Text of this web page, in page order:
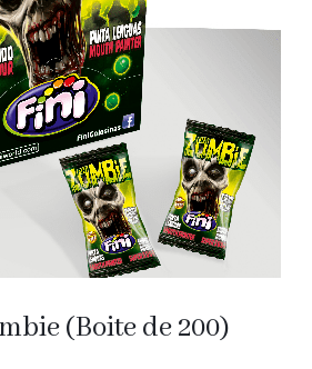
(Boite de 200)